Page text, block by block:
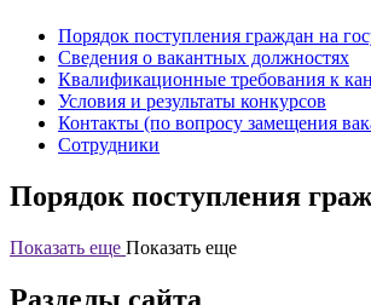
Порядок поступления граждан на
Сведения о вакантных должностях
Квалификационные требования к
Условия и результаты конкурсов
Контакты (по вопросу замещения
Сотрудники
Порядок поступления
Показать еще Показать еще
Разделы сайта